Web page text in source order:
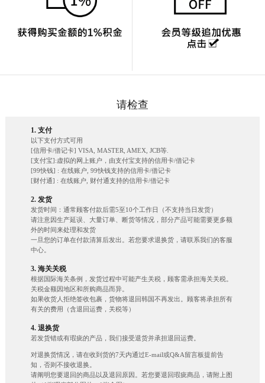
请检查
1. 支付
以下支付方式可用
[信用卡/借记卡] VISA, MASTER, AMEX, JCB等.
[支付宝]:虚拟的网上账户，由支付宝支持的信用卡/借记卡
[99快钱] : 在线账户, 99快钱支持的信用卡/借记卡
[财付通] : 在线账户, 财付通支持的信用卡/借记卡
2. 发货
发货时间：通常顾客付款后需5至10个工作日（不支持当日发货）
请注意因生产延误、大量订单、断货等情况，部分产品可能需要更多额
外的时间来处理和发货
一旦您的订单在付款清算后发出。若您要求退换货，请联系我们的客服
中心。
3. 海关关税
根据国际海关条例，发货过程中可能产生关税，顾客需承担海关关税。
关税金额因地区和所购商品而异。
如果收货人拒绝签收包裹，货物将退回韩国不再发出。顾客将承担所有
有关的费用（含退回运费，关税等）
4. 退换货
若发货错或有瑕疵的产品，我们接受退货并承担退回运费。
对退换货情况，请在收到货的7天内通过E-mail或Q&A留言板提前告
知，否则不接收退换。
请阐明您要退回的商品以及退回原因。若您要退回瑕疵商品，请附上图